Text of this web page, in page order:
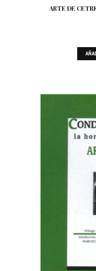
ARTE DE